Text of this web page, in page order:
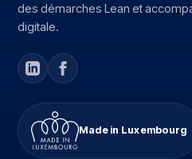
des démarches Lean et
digitale.
Made in Luxembourg